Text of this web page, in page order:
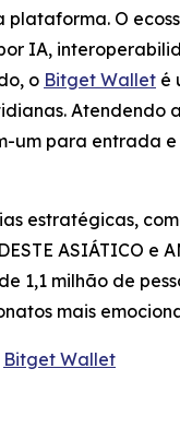
O
IA,
o Bitget Wallet é
Atendendo
para entrada
estratégicas,
ASIÁTICO
1,1 milhão de
mais
Bitget Wallet